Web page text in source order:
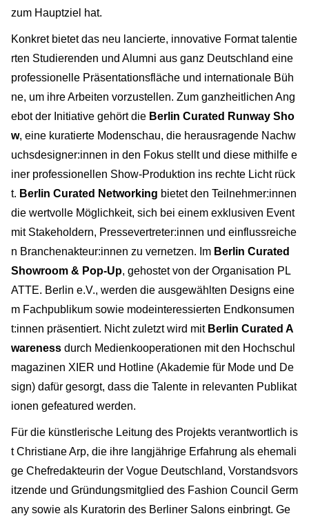
zum Hauptziel hat.
Konkret bietet das neu lancierte, innovative Format talentie
rten Studierenden und Alumni aus ganz Deutschland eine
professionelle Präsentationsfläche und internationale Büh
ne, um ihre Arbeiten vorzustellen. Zum ganzheitlichen Ang
ebot der Initiative gehört die Berlin Curated Runway Sho
w, eine kuratierte Modenschau, die herausragende Nachw
uchsdesigner:innen in den Fokus stellt und diese mithilfe e
iner professionellen Show-Produktion ins rechte Licht rück
t. Berlin Curated Networking bietet den Teilnehmer:innen
die wertvolle Möglichkeit, sich bei einem exklusiven Event
mit Stakeholdern, Pressevertreter:innen und einflussreiche
n Branchenakteur:innen zu vernetzen. Im Berlin Curated
Showroom & Pop-Up, gehostet von der Organisation PL
ATTE. Berlin e.V., werden die ausgewählten Designs eine
m Fachpublikum sowie modeinteressierten Endkonsumen
t:innen präsentiert. Nicht zuletzt wird mit Berlin Curated A
wareness durch Medienkooperationen mit den Hochschul
magazinen XIER und Hotline (Akademie für Mode und De
sign) dafür gesorgt, dass die Talente in relevanten Publikat
ionen gefeatured werden.
Für die künstlerische Leitung des Projekts verantwortlich is
t Christiane Arp, die ihre langjährige Erfahrung als ehemali
ge Chefredakteurin der Vogue Deutschland, Vorstandsvors
itzende und Gründungsmitglied des Fashion Council Germ
any sowie als Kuratorin des Berliner Salons einbringt. Ge